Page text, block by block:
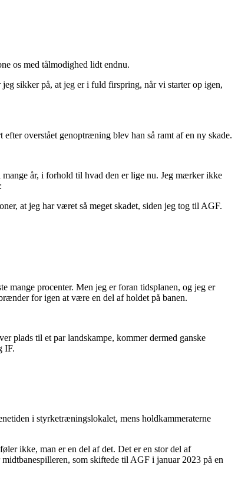
os med tålmodighed lidt endnu.
sikker på, at jeg er i fuld firspring, når vi starter op igen,
overstået genoptræning blev han så ramt af en ny skade.
år, i forhold til hvad den er lige nu. Jeg mærker ikke
at jeg har været så meget skadet, siden jeg tog til AGF.
mange procenter. Men jeg er foran tidsplanen, og jeg er
for igen at være en del af holdet på banen.
plads til et par landskampe, kommer dermed ganske
IF.
i styrketræningslokalet, mens holdkammeraterne
ikke, man er en del af det. Det er en stor del af
som skiftede til AGF i januar 2023 på en